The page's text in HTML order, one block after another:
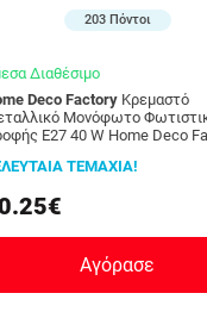
203 Πόντοι
Διαθέσιμο
Deco Factory
Μονόφωτο
E27 40 W Home Deco
ΤΕΜΑΧΙΑ!
Αγόρασε